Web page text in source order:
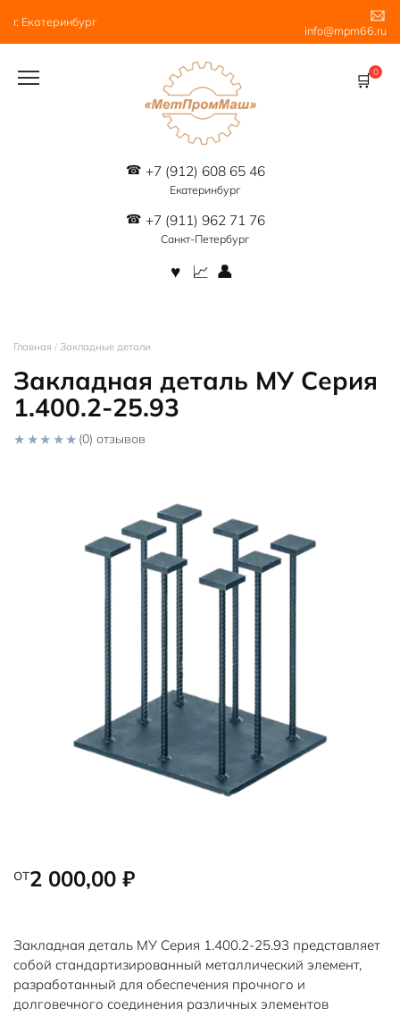
содержанию
г. Екатеринбург
info@mpm66.ru
+7 (912) 608 65 46
Екатеринбург
+7 (911) 962 71 76
Санкт-Петербург
0
Главная / Закладные детали
Закладная деталь МУ Серия
1.400.2-25.93
(0) отзывов
от2 000,00 ₽
Закладная деталь МУ Серия 1.400.2-25.93 представляет
собой стандартизированный металлический элемент,
разработанный для обеспечения прочного и
долговечного соединения различных элементов